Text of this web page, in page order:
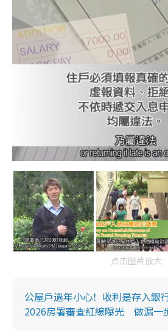
点击图片放大
公屋戶過年小心！收利是存入銀
2026房署審查紅線曝光 做漏一